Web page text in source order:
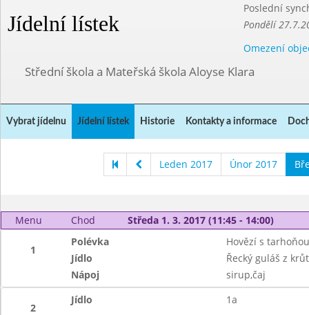
Jídelní lístek
Poslední
Pondělí
Omezení
Střední škola a Mateřská škola Aloyse Klara
Vybrat jídelnu Jídelní lístek Historie Kontakty a informace
Leden 2017 Únor 2017
Menu Chod Středa 1. 3. 2017 (11:45 - 14:00)
1
Polévka
Hovězí s tarhoňou
Jídlo
Řecký guláš z
Nápoj
sirup,čaj
2
Jídlo 1a